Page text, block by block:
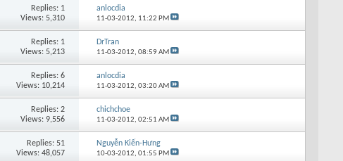
Replies: 1
Views: 5,310
anlocdia
11-03-2012, 11:22 PM
Replies: 1
Views: 5,213
DrTran
11-03-2012, 08:59 AM
Replies: 6
Views: 10,214
anlocdia
11-03-2012, 03:20 AM
Replies: 2
Views: 9,556
chichchoe
11-03-2012, 02:51 AM
Replies: 51
Views: 48,057
Nguyễn Kiến-Hưng
10-03-2012, 01:55 PM